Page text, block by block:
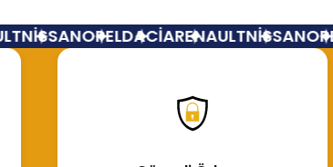
NİSSANOPELDACİARENAULTNİSSANOPEL